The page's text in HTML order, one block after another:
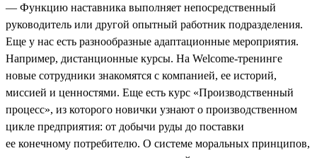
— Функцию наставника выполняет непосредственный
руководитель или другой опытный работник подразделения.
Еще у нас есть разнообразные адаптационные мероприятия.
Например, дистанционные курсы. На Welcome-тренинге
новые сотрудники знакомятся с компанией, ее историй,
миссией и ценностями. Еще есть курс «Производственный
процесс», из которого новички узнают о производственном
цикле предприятия: от добычи руды до поставки
ее конечному потребителю. О системе моральных принципов,